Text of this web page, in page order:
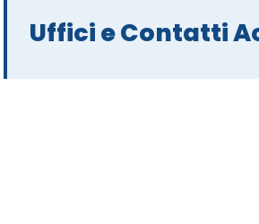
Uffici e Contatti